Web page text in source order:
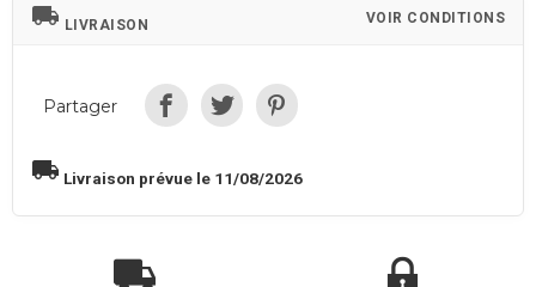
local_shipping LIVRAISON VOIR CONDITIONS
Partager
local_shipping Livraison prévue le 11/08/2026